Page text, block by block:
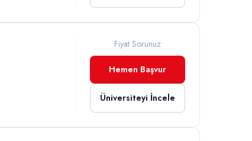
Fiyat Sorunuz
Hemen Başvur
Üniversiteyi İncele